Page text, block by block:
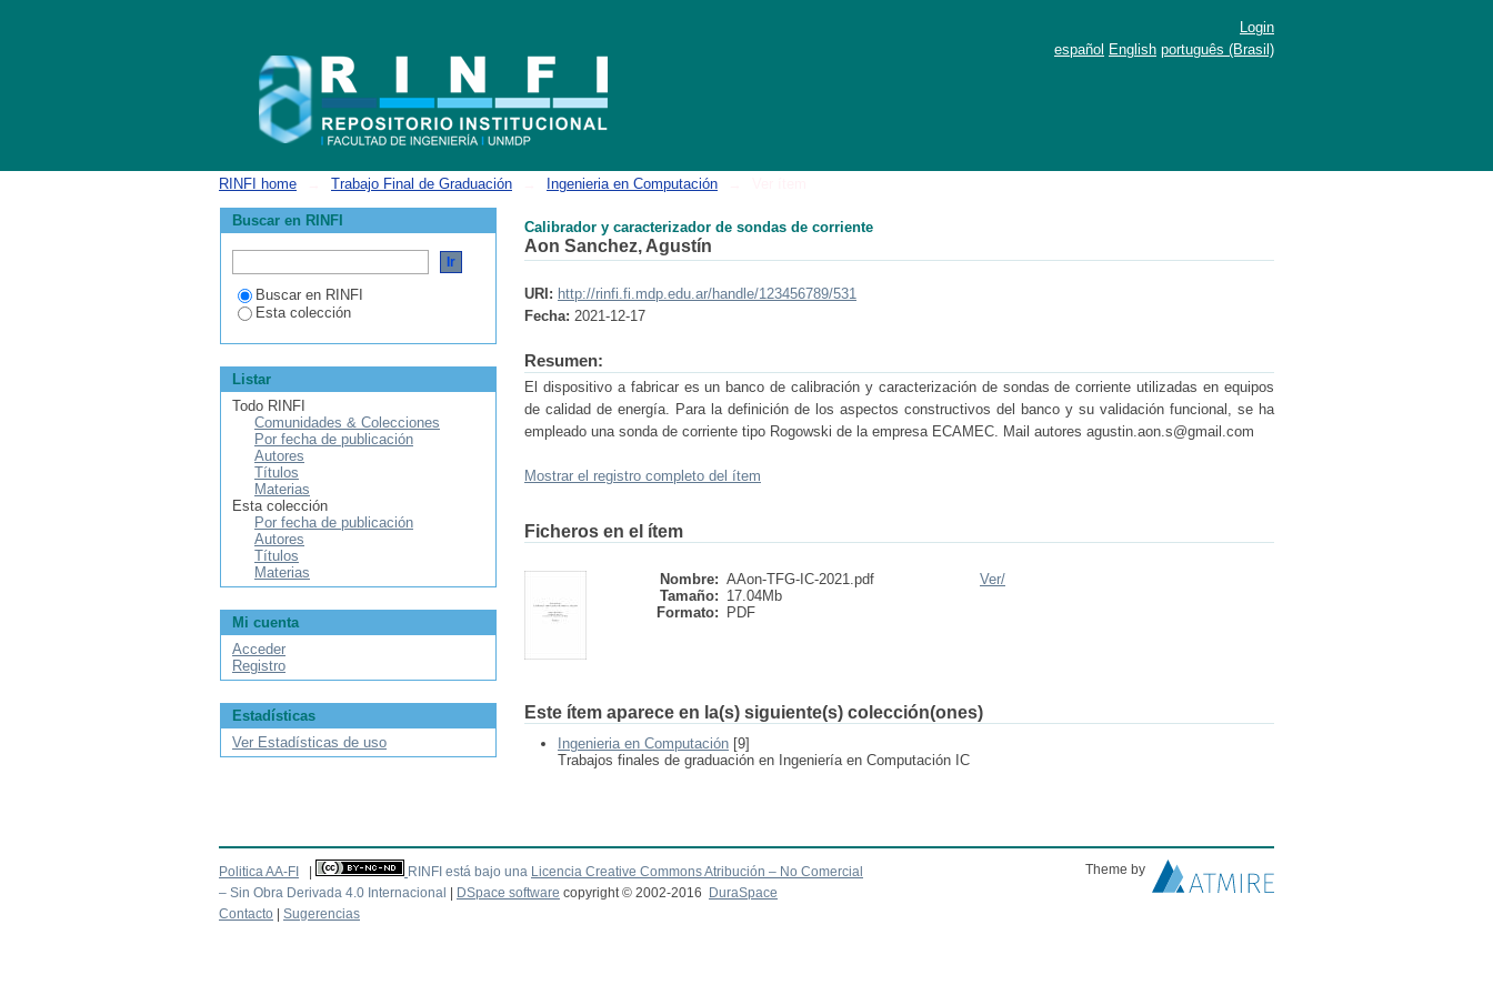
Login
español English português (Brasil)
RINFI home Trabajo Final de Graduación Ingenieria en Computación
Calibrador y caracterizador de sondas de corriente
Aon Sanchez, Agustín
URI: http://rinfi.fi.mdp.edu.ar/handle/123456789/531
Fecha: 2021-12-17
Resumen:
El dispositivo a fabricar es un banco de calibración y caracterización de sondas de corriente utilizadas en equipos
de calidad de energía. Para la definición de los aspectos constructivos del banco y su validación funcional, se ha
empleado una sonda de corriente tipo Rogowski de la empresa ECAMEC. Mail autores agustin.aon.s@gmail.com
Mostrar el registro completo del ítem
Ficheros en el ítem
Nombre: AAon-TFG-IC-2021.pdf
Tamaño: 17.04Mb
Formato:
PDF
Ver/
Este ítem aparece en la(s) siguiente(s) colección(ones)
Ingenieria en Computación [9]
Trabajos finales de graduación en Ingeniería en Computación IC
Buscar en RINFI
Buscar en RINFI
Esta colección
Listar
Todo RINFI
Comunidades & Colecciones
Por fecha de publicación
Autores
Títulos
Materias
Esta colección
Por fecha de publicación
Autores
Títulos
Materias
Mi cuenta
Acceder
Registro
Estadísticas
Ver Estadísticas de uso
Politica AA-FI RINFI está bajo una Licencia Creative Commons Atribución – No Comercial
– Sin Obra Derivada 4.0 Internacional
DSpace software copyright © 2002-2016 DuraSpace
Theme by
Contacto Sugerencias